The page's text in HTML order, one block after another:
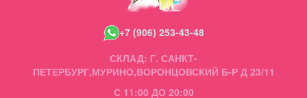
+7 (906) 253-43-48
СКЛАД: Г. САНКТ-
ПЕТЕРБУРГ,МУРИНО,ВОРОНЦОВСКИЙ Б-Р Д 23/11
С 11:00 ДО 20:00